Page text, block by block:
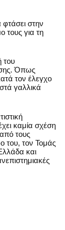
φτάσει στην
τους για τη
του
Όπως
τον έλεγχο
γαλλικά
καμία σχέση
τους
του, τον Τομάς
και